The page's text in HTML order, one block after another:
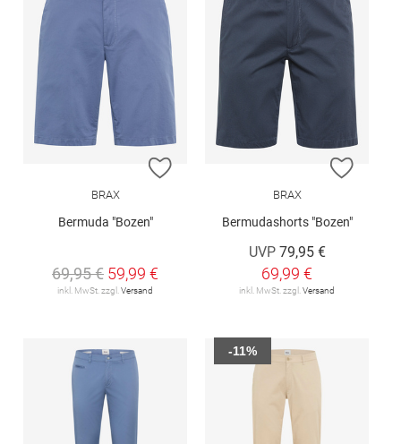
ZUR WUNSCHLISTE HINZUFÜGEN
BRAX
Bermuda "Bozen"
69,95 € 59,99 €
inkl. MwSt. zzgl. Versand
ZUR
BRAX
Bermudashorts "Bozen"
UVP 79,95 €
69,99 €
inkl. MwSt. zzgl. Versand
-11%